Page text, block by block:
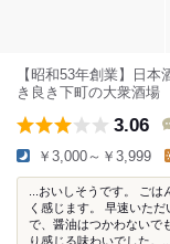
【昭和53年創業】日
き良き下町の大衆酒場
3.06
￥3,000～￥3,999
...おいしそうです。 ごは
く感じます。 早速いた
で、醤油はつかわないで
り感じる味わいでした。